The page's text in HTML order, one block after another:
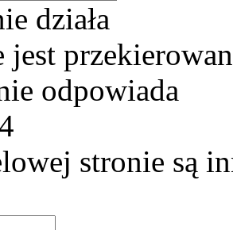
działa
jest
odpowiada
stronie są